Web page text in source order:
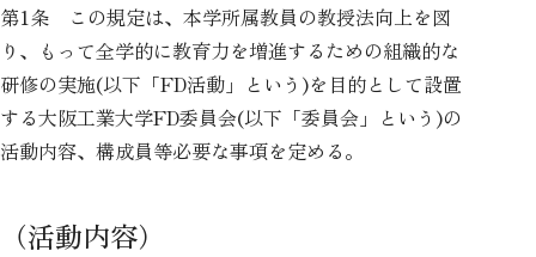
第1条 この規定は、本学所属教員の教授法向上を図
り、もって全学的に教育力を増進するための組織的な
研修の実施(以下「FD活動」という)を目的として設置
する大阪工業大学FD委員会(以下「委員会」という)の
活動内容、構成員等必要な事項を定める。
（活動内容）